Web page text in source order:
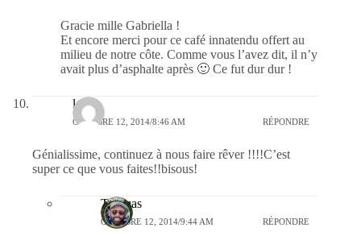
Gracie mille Gabriella !
Et encore merci pour ce café innatendu offert au
milieu de notre côte. Comme vous l’avez dit, il n’y
avait plus d’asphalte après 🙂 Ce fut dur dur !
laure
OCTOBRE 12, 2014/8:46 AM RÉPONDRE
Génialissime, continuez à nous faire rêver !!!!C’est
super ce que vous faites!!bisous!
Thomas
OCTOBRE 12, 2014/9:44 AM RÉPONDRE